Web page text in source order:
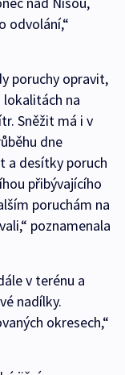
odvolání,“
poruchy opravit,
lokalitách na
Sněžit má i v
dne
a desítky poruch
přibývajícího
poruchám na
poznamenala
v terénu a
nadílky.
okresech,“